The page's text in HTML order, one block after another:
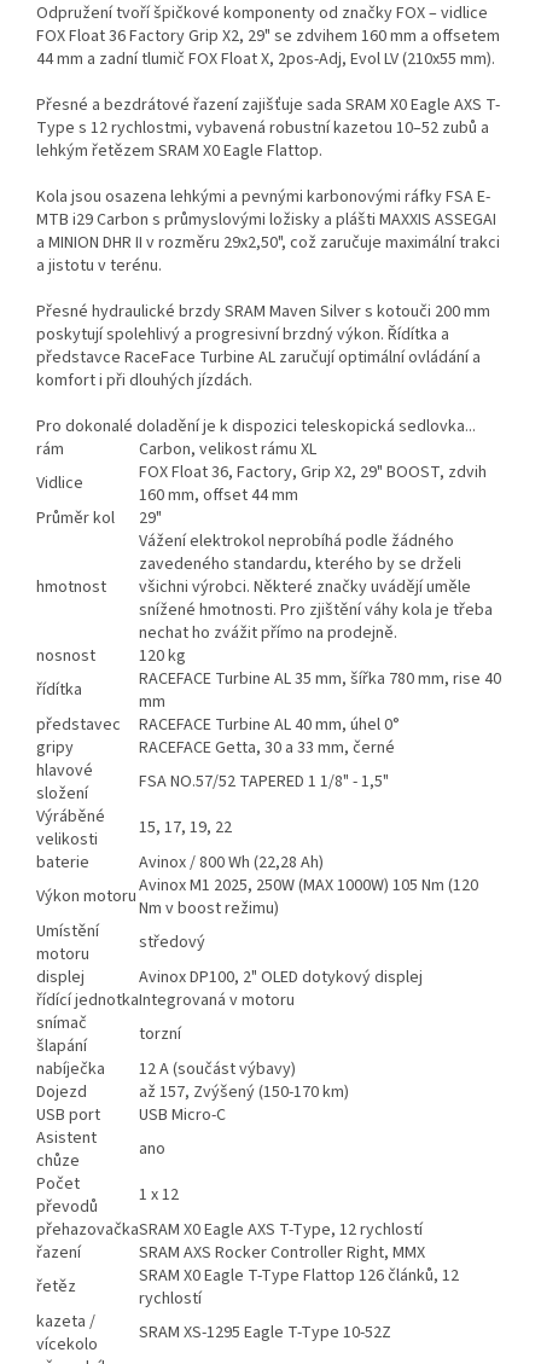
Odpružení tvoří špičkové komponenty od značky FOX – vidlice
FOX Float 36 Factory Grip X2, 29" se zdvihem 160 mm a offsetem
44 mm a zadní tlumič FOX Float X, 2pos-Adj, Evol LV (210x55 mm).
Přesné a bezdrátové řazení zajišťuje sada SRAM X0 Eagle AXS T-
Type s 12 rychlostmi, vybavená robustní kazetou 10–52 zubů a
lehkým řetězem SRAM X0 Eagle Flattop.
Kola jsou osazena lehkými a pevnými karbonovými ráfky FSA E-
MTB i29 Carbon s průmyslovými ložisky a plášti MAXXIS ASSEGAI
a MINION DHR II v rozměru 29x2,50", což zaručuje maximální trakci
a jistotu v terénu.
Přesné hydraulické brzdy SRAM Maven Silver s kotouči 200 mm
poskytují spolehlivý a progresivní brzdný výkon. Řídítka a
představce RaceFace Turbine AL zaručují optimální ovládání a
komfort i při dlouhých jízdách.
Pro dokonalé doladění je k dispozici teleskopická sedlovka...
rám
Carbon, velikost rámu XL
Vidlice
FOX Float 36, Factory, Grip X2, 29" BOOST, zdvih
160 mm, offset 44 mm
Průměr kol
29"
hmotnost
Vážení elektrokol neprobíhá podle žádného
zavedeného standardu, kterého by se drželi
všichni výrobci. Některé značky uvádějí uměle
snížené hmotnosti. Pro zjištění váhy kola je třeba
nechat ho zvážit přímo na prodejně.
nosnost
120 kg
řídítka
RACEFACE Turbine AL 35 mm, šířka 780 mm, rise 40
mm
představec
RACEFACE Turbine AL 40 mm, úhel 0°
gripy
RACEFACE Getta, 30 a 33 mm, černé
hlavové
složení
FSA NO.57/52 TAPERED 1 1/8" - 1,5"
Výráběné
velikosti
15, 17, 19, 22
baterie
Avinox / 800 Wh (22,28 Ah)
Výkon motoruAvinox M1 2025, 250W (MAX 1000W) 105 Nm (120
Nm v boost režimu)
Umístění
motoru
středový
displej
Avinox DP100, 2" OLED dotykový displej
řídící jednotkaIntegrovaná v motoru
snímač
šlapání
torzní
nabíječka
12 A (součást výbavy)
Dojezd
až 157, Zvýšený (150-170 km)
USB port
USB Micro-C
Asistent
chůze
ano
Počet
převodů
1 x 12
přehazovačkaSRAM X0 Eagle AXS T-Type, 12 rychlostí
řazení
SRAM AXS Rocker Controller Right, MMX
řetěz
SRAM X0 Eagle T-Type Flattop 126 článků, 12
rychlostí
kazeta /
vícekolo
SRAM XS-1295 Eagle T-Type 10-52Z